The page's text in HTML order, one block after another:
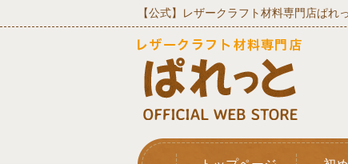
【公式】レザークラフト材料専門店ぱれ